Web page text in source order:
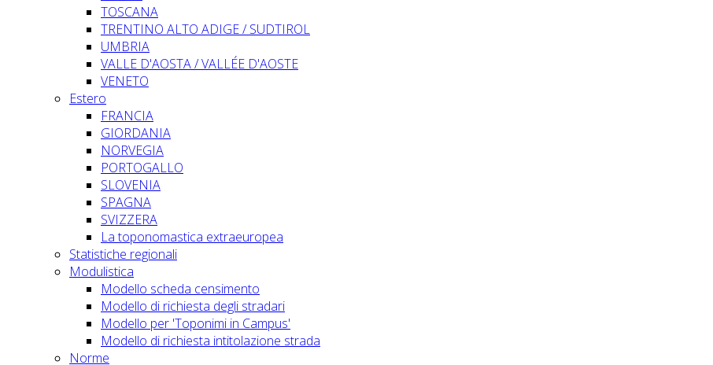
TOSCANA
TRENTINO ALTO ADIGE / SUDTIROL
UMBRIA
VALLE D'AOSTA / VALLÉE D'AOSTE
VENETO
Estero
FRANCIA
GIORDANIA
NORVEGIA
PORTOGALLO
SLOVENIA
SPAGNA
SVIZZERA
La toponomastica extraeuropea
Statistiche regionali
Modulistica
Modello scheda censimento
Modello di richiesta degli stradari
Modello per 'Toponimi in Campus'
Modello di richiesta intitolazione strada
Norme